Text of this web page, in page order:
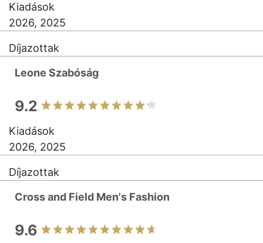
Kiadások
2026, 2025
Díjazottak
Leone Szabóság
9.2
Kiadások
2026, 2025
Díjazottak
Cross and Field Men's Fashion
9.6